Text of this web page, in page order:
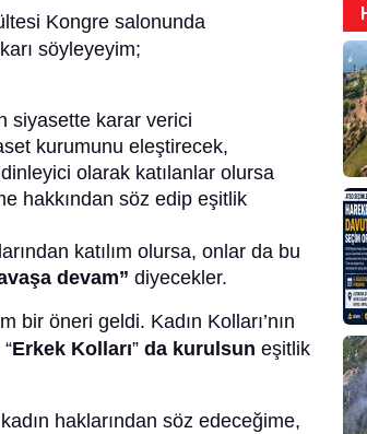
Kongre salonunda
söyleyeyim;
siyasette karar verici
kurumunu eleştirecek,
olarak katılanlar olursa
hakkından söz edip eşitlik
katılım olursa, onlar da bu
devam” diyecekler.
bir öneri geldi. Kadın Kolları’nın
Erkek Kolları” da kurulsun eşitlik
haklarından söz edeceğime,